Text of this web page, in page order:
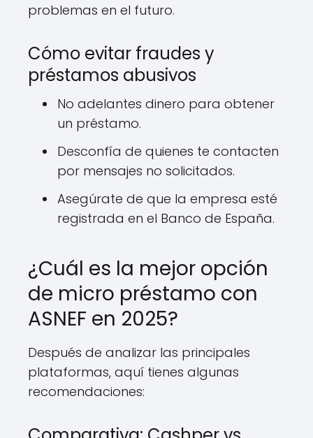
problemas en el futuro.
Cómo evitar fraudes y
préstamos abusivos
No adelantes dinero para obtener
un préstamo.
Desconfía de quienes te contacten
por mensajes no solicitados.
Asegúrate de que la empresa esté
registrada en el Banco de España.
¿Cuál es la mejor opción
de micro préstamo con
ASNEF en 2025?
Después de analizar las principales
plataformas, aquí tienes algunas
recomendaciones: